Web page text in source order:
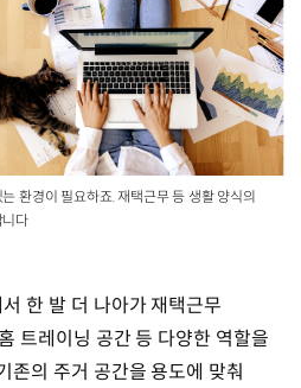
환경이 필요하죠. 재택근무 등 생활 양식의
니다
한 발 더 나아가 재택근무
트레이닝 공간 등 다양한 역할을
존의 주거 공간을 용도에 맞춰